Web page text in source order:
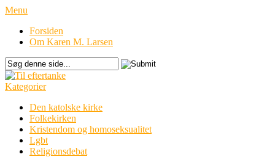
Menu
Forsiden
Om Karen M. Larsen
Kategorier
Den katolske kirke
Folkekirken
Kristendom og homoseksualitet
Lgbt
Religionsdebat